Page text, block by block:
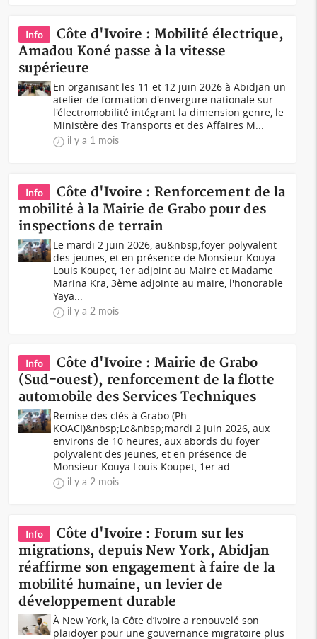
Info
Côte d'Ivoire : Mobilité électrique,
Amadou Koné passe à la vitesse
supérieure
En organisant les 11 et 12 juin 2026 à Abidjan un
atelier de formation d'envergure nationale sur
l'électromobilité intégrant la dimension genre, le
Ministère des Transports et des Affaires M...
il y a 1 mois
Info
Côte d'Ivoire : Renforcement de la
mobilité à la Mairie de Grabo pour des
inspections de terrain
Le mardi 2 juin 2026, au&nbsp;foyer polyvalent
des jeunes, et en présence de Monsieur Kouya
Louis Koupet, 1er adjoint au Maire et Madame
Marina Kra, 3ème adjointe au maire, l'honorable
Yaya...
il y a 2 mois
Info
Côte d'Ivoire : Mairie de Grabo
(Sud-ouest), renforcement de la flotte
automobile des Services Techniques
Remise des clés à Grabo (Ph
KOACI)&nbsp;Le&nbsp;mardi 2 juin 2026, aux
environs de 10 heures, aux abords du foyer
polyvalent des jeunes, et en présence de
Monsieur Kouya Louis Koupet, 1er ad...
il y a 2 mois
Info
Côte d'Ivoire : Forum sur les
migrations, depuis New York, Abidjan
réaffirme son engagement à faire de la
mobilité humaine, un levier de
développement durable
À New York, la Côte d’Ivoire a renouvelé son
plaidoyer pour une gouvernance migratoire plus